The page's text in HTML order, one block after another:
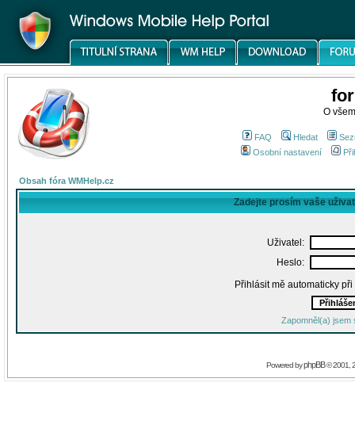
O
FAQ Hledat
Osobní nastavení
Obsah fóra WMHelp.cz
Zadejte prosím vaše
Uživatel:
Heslo:
Přihlásit mě automaticky
Zapomněl(a) jsem
Powered byphpBB© 2001,